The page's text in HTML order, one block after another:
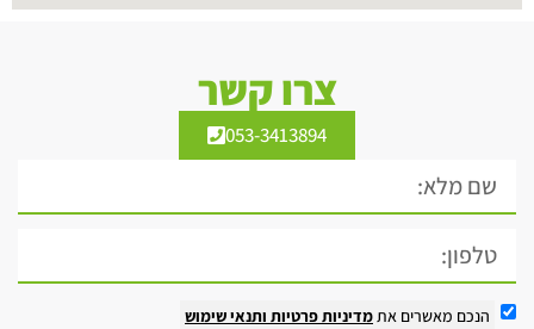
צרו קשר
053-3413894
הנכם מאשרים אתמדיניות פרטיות ותנאי שימוש